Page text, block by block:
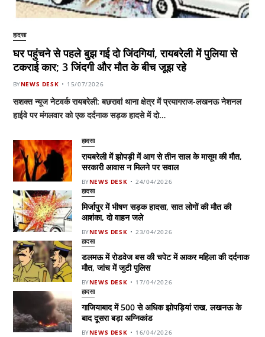
हादसा
घर पहुंचने से पहले बुझ गई दो जिंदगियां, रायबरेली में पुलिया से
टकराई कार; 3 जिंदगी और मौत के बीच जूझ रहे
BYNEWS DESK 15/07/2026
सशक्त न्यूज नेटवर्क रायबरेली: बछरावां थाना क्षेत्र में प्रयागराज-लखनऊ नेशनल
हाईवे पर मंगलवार को एक दर्दनाक सड़क हादसे में दो…
हादसा
रायबरेली में झोपड़ी में आग से तीन साल के मासूम की मौत,
सरकारी आवास न मिलने पर सवाल
BYNEWS DESK 24/04/2026
हादसा
मिर्जापुर में भीषण सड़क हादसा, सात लोगों की मौत की
आशंका, दो वाहन जले
BYNEWS DESK 23/04/2026
हादसा
डलमऊ में रोडवेज बस की चपेट में आकर महिला की दर्दनाक
मौत, जांच में जुटी पुलिस
BYNEWS DESK 17/04/2026
हादसा
गाजियाबाद में 500 से अधिक झोपड़ियां राख, लखनऊ के
बाद दूसरा बड़ा अग्निकांड
BYNEWS DESK 16/04/2026